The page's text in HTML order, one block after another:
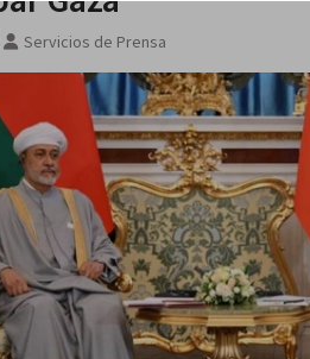
Servicios de Prensa